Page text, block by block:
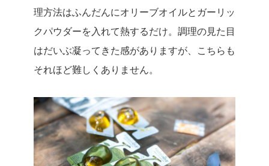
理方法はふんだんにオリーブオイルとガーリッ
クパウダーを入れて熱するだけ。調理の見た目
はだいぶ凝ってきた感がありますが、こちらも
それほど難しくありません。